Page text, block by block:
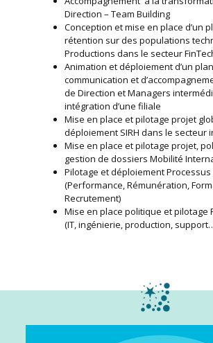
Direction – Team Building
Conception et mise en place d’un
rétention sur des populations
Productions dans le secteur
Animation et déploiement d’un
communication et
de Direction et Managers
intégration d’une filiale
Mise en place et pilotage projet
déploiement SIRH dans le secteur
Mise en place et pilotage projet,
gestion de dossiers Mobilité
Pilotage et déploiement Processus
(Performance, Rémunération,
Recrutement)
Mise en place politique et pilotage
(IT, ingénierie, production,